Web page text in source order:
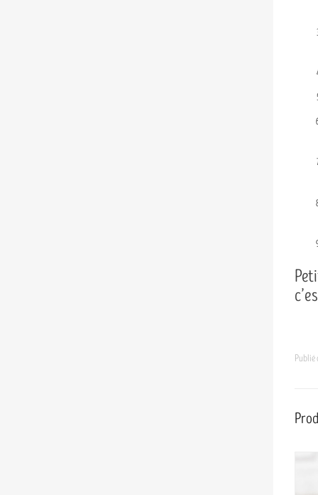
Publié